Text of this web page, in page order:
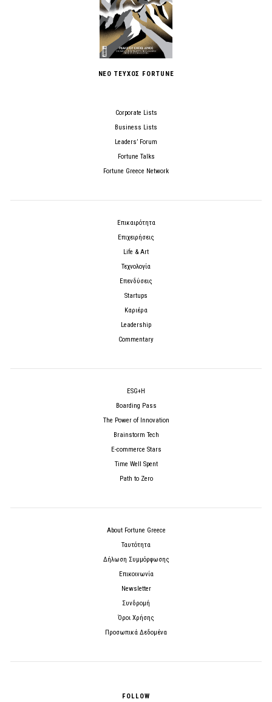
ΝΕΟ ΤΕΥΧΟΣ FORTUNE
Corporate Lists
Business Lists
Leaders’ Forum
Fortune Talks
Fortune Greece Network
Επικαιρότητα
Επιχειρήσεις
Life & Art
Τεχνολογία
Επενδύσεις
Startups
Καριέρα
Leadership
Commentary
ESG+H
Boarding Pass
The Power of Innovation
Brainstorm Tech
E-commerce Stars
Time Well Spent
Path to Zero
About Fortune Greece
Ταυτότητα
Δήλωση Συμμόρφωσης
Επικοινωνία
Newsletter
Συνδρομή
Όροι Χρήσης
Προσωπικά Δεδομένα
FOLLOW